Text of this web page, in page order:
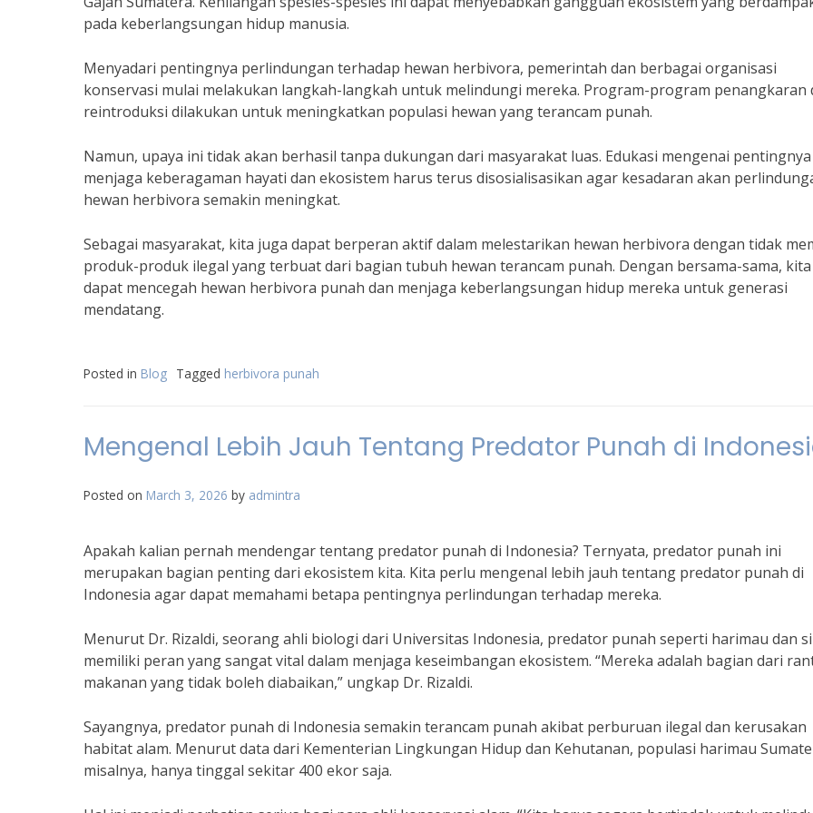
pada keberlangsungan hidup manusia.
Menyadari pentingnya perlindungan terhadap hewan herbivora, pemerintah dan berbagai organisasi
konservasi mulai melakukan langkah-langkah untuk melindungi mereka. Program-program penangkaran
reintroduksi dilakukan untuk meningkatkan populasi hewan yang terancam punah.
Namun, upaya ini tidak akan berhasil tanpa dukungan dari masyarakat luas. Edukasi mengenai pentingnya
menjaga keberagaman hayati dan ekosistem harus terus disosialisasikan agar kesadaran akan
hewan herbivora semakin meningkat.
Sebagai masyarakat, kita juga dapat berperan aktif dalam melestarikan hewan herbivora dengan tidak
produk-produk ilegal yang terbuat dari bagian tubuh hewan terancam punah. Dengan bersama-sama, kita
dapat mencegah hewan herbivora punah dan menjaga keberlangsungan hidup mereka untuk generasi
mendatang.
Posted in Blog Tagged herbivora punah
Mengenal Lebih Jauh Tentang Predator Punah di
Posted on March 3, 2026 by admintra
Apakah kalian pernah mendengar tentang predator punah di Indonesia? Ternyata, predator punah ini
merupakan bagian penting dari ekosistem kita. Kita perlu mengenal lebih jauh tentang predator punah di
Indonesia agar dapat memahami betapa pentingnya perlindungan terhadap mereka.
Menurut Dr. Rizaldi, seorang ahli biologi dari Universitas Indonesia, predator punah seperti harimau dan
memiliki peran yang sangat vital dalam menjaga keseimbangan ekosistem. “Mereka adalah bagian dari
makanan yang tidak boleh diabaikan,” ungkap Dr. Rizaldi.
Sayangnya, predator punah di Indonesia semakin terancam punah akibat perburuan ilegal dan kerusakan
habitat alam. Menurut data dari Kementerian Lingkungan Hidup dan Kehutanan, populasi harimau
misalnya, hanya tinggal sekitar 400 ekor saja.